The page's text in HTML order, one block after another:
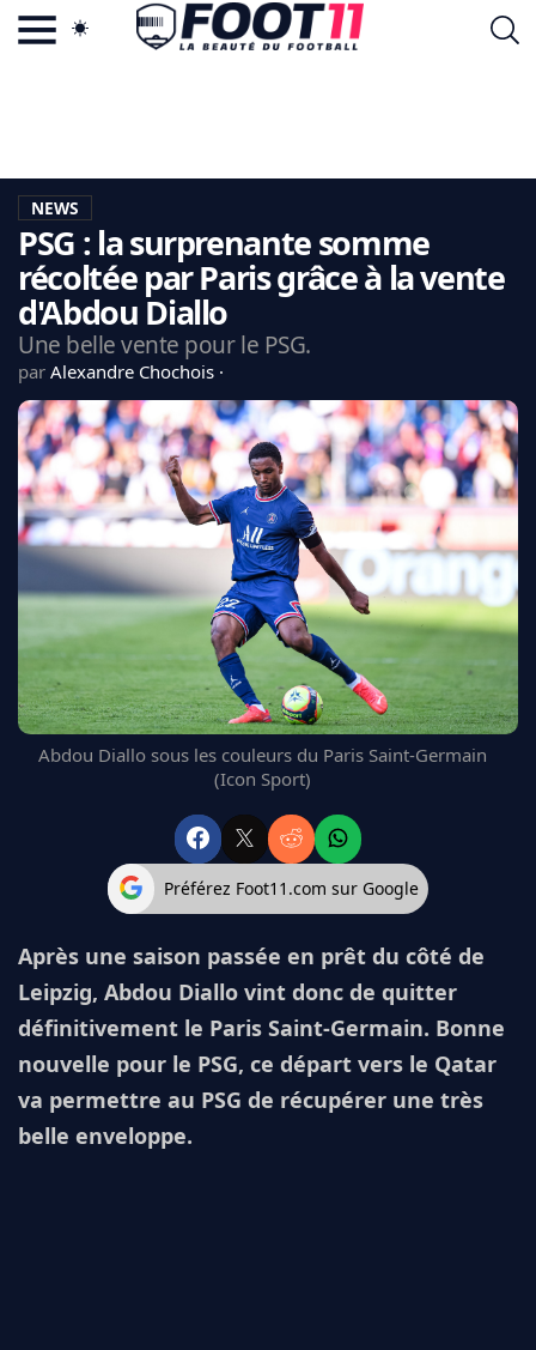
LA CHARTE
VIE PRIVÉE
CGU
CONTACTEZ-NOUS
CDM 2026
EDF
PSG
LIGUE 1
REAL MADRID
FC BARCELONE
MANCHESTER UNITED
ARSENAL
BAYERN
L'AVIS DE LA RÉDAC'
NEWS
PSG : la surprenante somme
récoltée par Paris grâce à la vente
d'Abdou Diallo
Une belle vente pour le PSG.
par Alexandre Chochois
Abdou Diallo sous les couleurs du Paris Saint-Germain
(Icon Sport)
Préférez Foot11.com sur Google
Après une saison passée en prêt du côté de
Leipzig, Abdou Diallo vint donc de quitter
définitivement le Paris Saint-Germain. Bonne
nouvelle pour le PSG, ce départ vers le Qatar
va permettre au PSG de récupérer une très
belle enveloppe.